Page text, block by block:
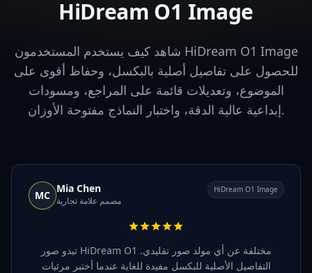
HiDream O1 Image
شاهد كيف يستخدم المستخدمون HiDream O1 Image
للحصول على تفاصيل أصلية بالبكسل، وحفاظ أقوى على
الموضوع، وتعديلات قائمة على المراجع، ومسودات
إبداعية عالية الدقة، واختبار النماذج مفتوحة الأوزان.
MC
Mia Chen
مصمم علامة تجارية
HiDream O1 Image
تبدو صور HiDream O1 مختلفة عن أي مولد صور تقليدي.
التفاصيل الأصلية للبكسل مفيدة للغاية عندما أختبر مرئيات